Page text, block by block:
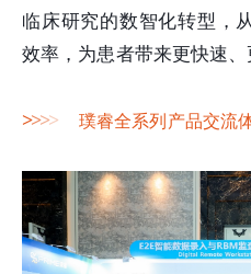
临床研究的数智化转型，
效率，为患者带来更快速、
>>>> 璞睿全系列产品交流